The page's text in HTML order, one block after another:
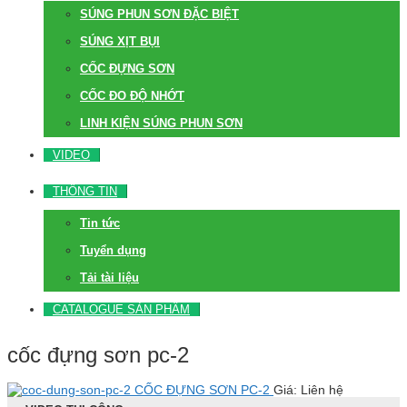
SÚNG PHUN SƠN ĐẶC BIỆT
SÚNG XỊT BỤI
CỐC ĐỰNG SƠN
CỐC ĐO ĐỘ NHỚT
LINH KIỆN SÚNG PHUN SƠN
VIDEO
THÔNG TIN
Tin tức
Tuyển dụng
Tải tài liệu
CATALOGUE SẢN PHẨM
cốc đựng sơn pc-2
CỐC ĐỰNG SƠN PC-2 Giá: Liên hệ